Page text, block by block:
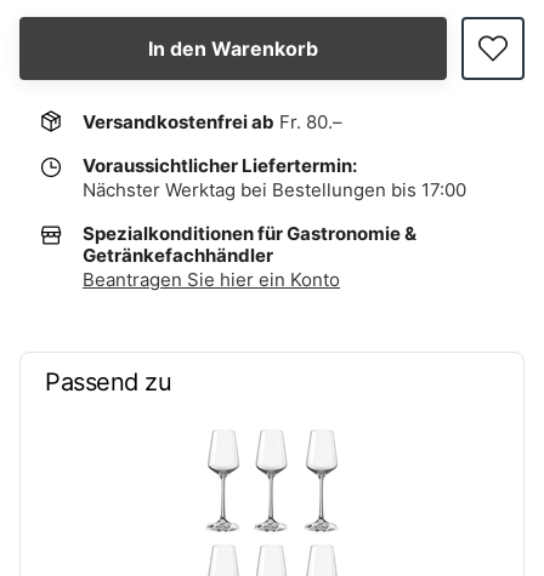
In den Warenkorb
Versandkostenfrei ab Fr. 80.–
Voraussichtlicher Liefertermin:
Nächster Werktag bei Bestellungen bis 17:00
Spezialkonditionen für Gastronomie &
Getränkefachhändler
Beantragen Sie hier ein Konto
Passend zu